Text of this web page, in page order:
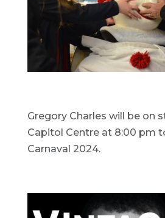
Gregory Charles will be on
Capitol Centre at 8:00 pm
Carnaval 2024.